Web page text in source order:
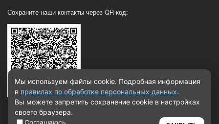
Сохраните наши контакты через QR-код:
Мы используем файлы cookie. Подробная информация
в правилах по обработке персональных данных.
Вы можете запретить сохранение cookie в настройках
своего браузера.
Соглашаюсь